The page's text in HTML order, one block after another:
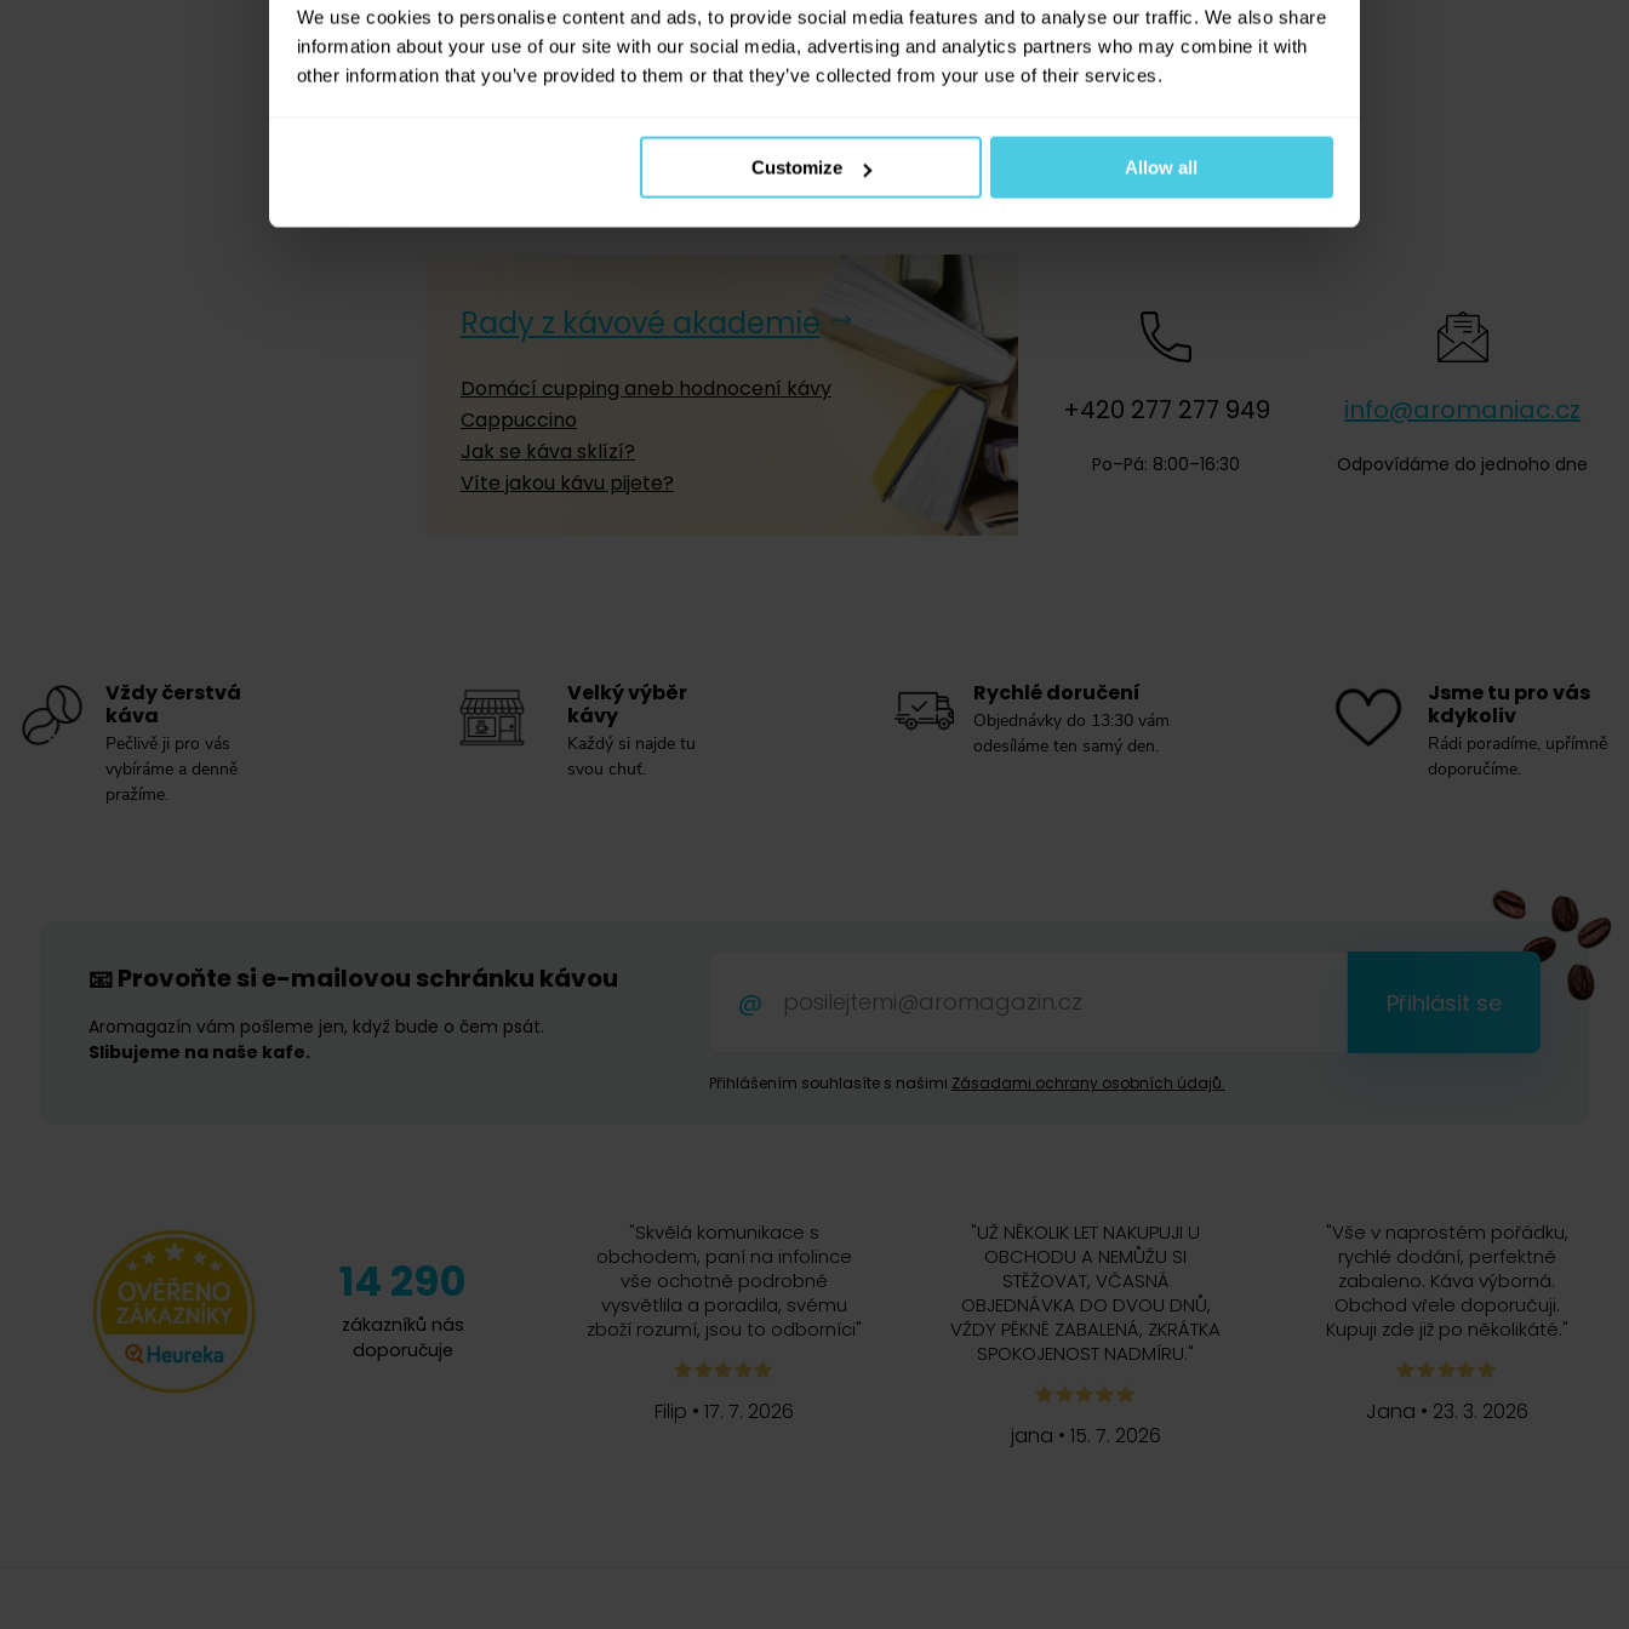
We use cookies to personalise content and ads, to provide social media features and to analyse our traffic. We also share
information about your use of our site with our social media, advertising and analytics partners who may combine it with
other information that you’ve provided to them or that they’ve collected from your use of their services.
Customize Allow all
V kávě pořádně plavete? Poradíme vám
Rady z kávové akademie
Domácí cupping aneb hodnocení kávy
Cappuccino
Jak se káva sklízí?
Víte jakou kávu pijete?
+420 277 277 949
Po–Pá: 8:00–16:30
info@aromaniac.cz
Odpovídáme do jednoho dne
Vždy čerstvá
káva
Pečlivě ji pro vás
vybíráme a denně
pražíme.
Velký výběr
kávy
Každý si najde tu
svou chuť.
Rychlé doručení
Objednávky do 13:30 vám
odesíláme ten samý den.
Jsme tu pro vás
kdykoliv
Rádi poradíme, upřímně
doporučíme.
📧Provoňte si e-mailovou schránku kávou
Aromagazín vám pošleme jen, když bude o čem psát.
Slibujeme na naše kafe.
Přihlásit se
Přihlášením souhlasíte s našimi Zásadami ochrany osobních údajů.
14 290
zákazníků nás
doporučuje
"Skvělá komunikace s
obchodem, paní na infolince
vše ochotně podrobně
vysvětlila a poradila, svému
zboží rozumí, jsou to odborníci"
Filip • 17. 7. 2026
"UŽ NĚKOLIK LET NAKUPUJI U
OBCHODU A NEMŮŽU SI
STĚŽOVAT, VČASNÁ
OBJEDNÁVKA DO DVOU DNŮ,
VŽDY PĚKNĚ ZABALENÁ, ZKRÁTKA
SPOKOJENOST NADMÍRU."
jana • 15. 7. 2026
"Vše v naprostém pořádku,
rychlé dodání, perfektně
zabaleno. Káva výborná.
Obchod vřele doporučuji.
Kupuji zde již po několikáté."
Jana • 23. 3. 2026